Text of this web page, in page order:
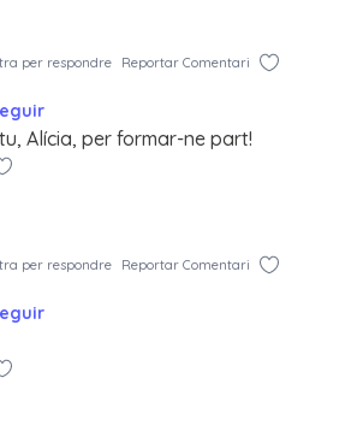
per respondre Reportar Comentari
Alícia, per formar-ne part!
per respondre Reportar Comentari